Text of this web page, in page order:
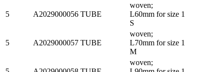
5 A2029000056 TUBE
woven;
L60mm for size
S
1
5 A2029000057 TUBE
woven;
L70mm for size
M
1
woven;